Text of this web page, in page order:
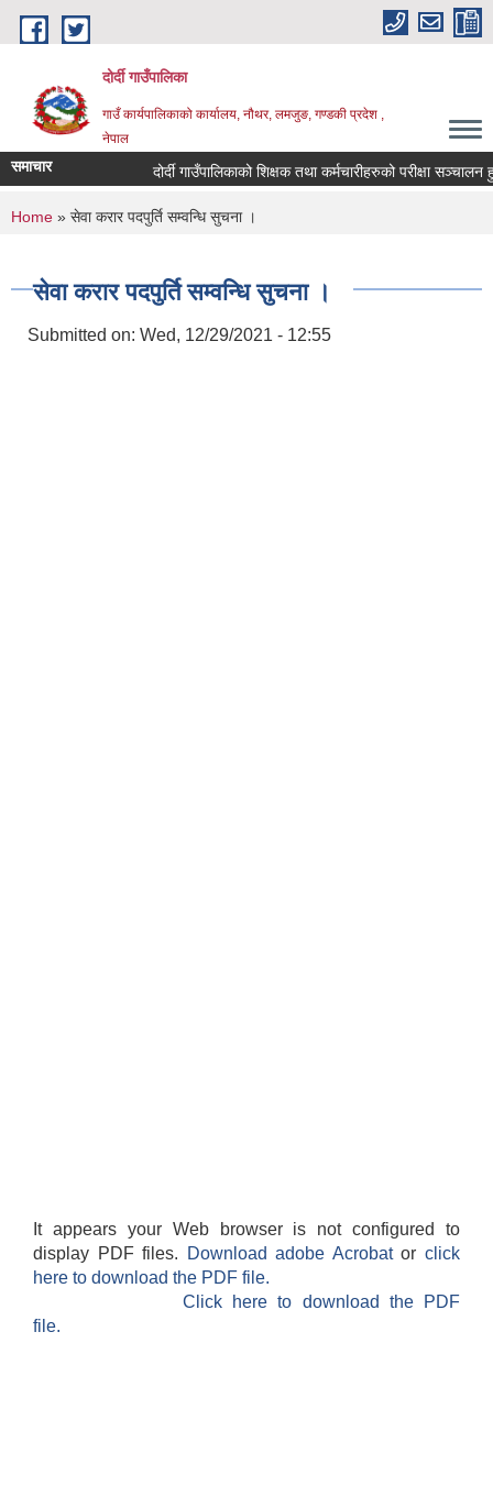
Skip to main content
दोर्दी गाउँपालिका
गाउँ कार्यपालिकाको कार्यालय, नौथर, लमजुङ, गण्डकी प्रदेश ,
नेपाल
समाचार दोर्दी गाउँपालिकाको शिक्षक तथा कर्मचारीहरुको परीक्षा सञ्चालन
You are here
Home » सेवा करार पदपुर्ति सम्वन्धि सुचना ।
सेवा करार पदपुर्ति सम्वन्धि सुचना ।
Submitted on: Wed, 12/29/2021 - 12:55
It appears your Web browser is not configured to
display PDF files.
Download adobe Acrobatorclick
here to download the PDF file.
Click here to download the PDF
file.